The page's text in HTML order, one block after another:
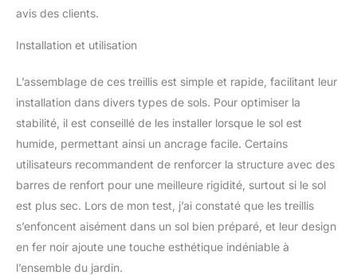
papillon est fabriqué en
fer avec finition en
poudre noire antirouille,
ce qui le rend peut être
utilisé à la fois pour la
décoration extérieure et
intérieure comme treillis
de clématite, treillis de
plantes grimpantes,
treillis de jardin, treillis de
avis des clients.
Installation et utilisation
L’assemblage de ces treillis est simple et rapide, facilitant leur
installation dans divers types de sols. Pour optimiser la
stabilité, il est conseillé de les installer lorsque le sol est
humide, permettant ainsi un ancrage facile. Certains
utilisateurs recommandent de renforcer la structure avec des
barres de renfort pour une meilleure rigidité, surtout si le sol
est plus sec. Lors de mon test, j’ai constaté que les treillis
s’enfoncent aisément dans un sol bien préparé, et leur design
en fer noir ajoute une touche esthétique indéniable à
l’ensemble du jardin.